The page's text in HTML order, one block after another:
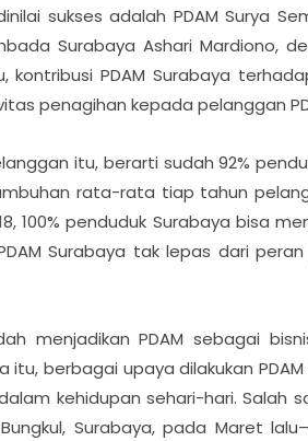
sukses adalah PDAM Surya
Surabaya Ashari Mardiono,
kontribusi PDAM Surabaya
penagihan kepada pelanggan
itu, berarti sudah 92%
rata-rata tiap tahun
100% penduduk Surabaya bisa
Surabaya tak lepas dari
menjadikan PDAM sebagai
itu, berbagai upaya dilakukan
kehidupan sehari-hari. Salah
Surabaya, pada Maret